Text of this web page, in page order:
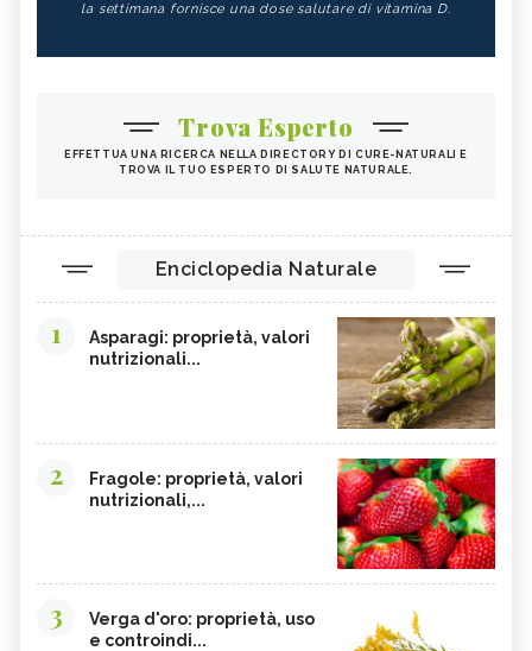
la settimana fornisce una dose salutare di vitamina D.
Trova Esperto
EFFETTUA UNA RICERCA NELLA DIRECTORY DI CURE-NATURALI E
TROVA IL TUO ESPERTO DI SALUTE NATURALE.
Enciclopedia Naturale
1
Asparagi: proprietà, valori
nutrizionali...
2
Fragole: proprietà, valori
nutrizionali,...
3
Verga d'oro: proprietà, uso
e controindi...